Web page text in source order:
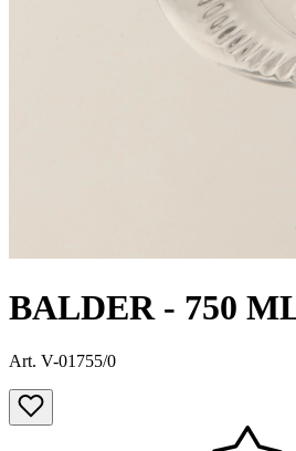
BALDER - 750
Art. V-01755/0